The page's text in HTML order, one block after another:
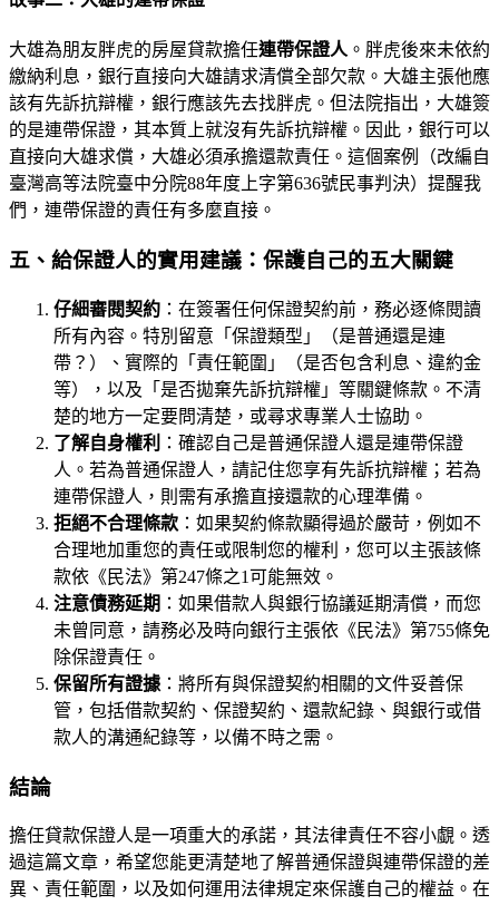
大雄為朋友胖虎的房屋貸款擔任連帶保證人。胖虎後來未依約
繳納利息，銀行直接向大雄請求清償全部欠款。大雄主張他應
該有先訴抗辯權，銀行應該先去找胖虎。但法院指出，大雄簽
的是連帶保證，其本質上就沒有先訴抗辯權。因此，銀行可以
直接向大雄求償，大雄必須承擔還款責任。這個案例（改編自
臺灣高等法院臺中分院88年度上字第636號民事判決）提醒我
們，連帶保證的責任有多麼直接。
五、給保證人的實用建議：保護自己的五大關鍵
仔細審閱契約 ：在簽署任何保證契約前，務必逐條閱讀
所有內容。特別留意「保證類型」（是普通還是連
帶？）、實際的「責任範圍」（是否包含利息、違約金
等），以及「是否拋棄先訴抗辯權」等關鍵條款。不清
楚的地方一定要問清楚，或尋求專業人士協助。
了解自身權利 ：確認自己是普通保證人還是連帶保證
人。若為普通保證人，請記住您享有先訴抗辯權；若為
連帶保證人，則需有承擔直接還款的心理準備。
拒絕不合理條款 ：如果契約條款顯得過於嚴苛，例如不
合理地加重您的責任或限制您的權利，您可以主張該條
款依《民法》第247條之1可能無效。
注意債務延期 ：如果借款人與銀行協議延期清償，而您
未曾同意，請務必及時向銀行主張依《民法》第755條免
除保證責任。
保留所有證據 ：將所有與保證契約相關的文件妥善保
管，包括借款契約、保證契約、還款紀錄、與銀行或借
款人的溝通紀錄等，以備不時之需。
結論
擔任貸款保證人是一項重大的承諾，其法律責任不容小覷。透
過這篇文章，希望您能更清楚地了解普通保證與連帶保證的差
異、責任範圍，以及如何運用法律規定來保護自己的權益。在